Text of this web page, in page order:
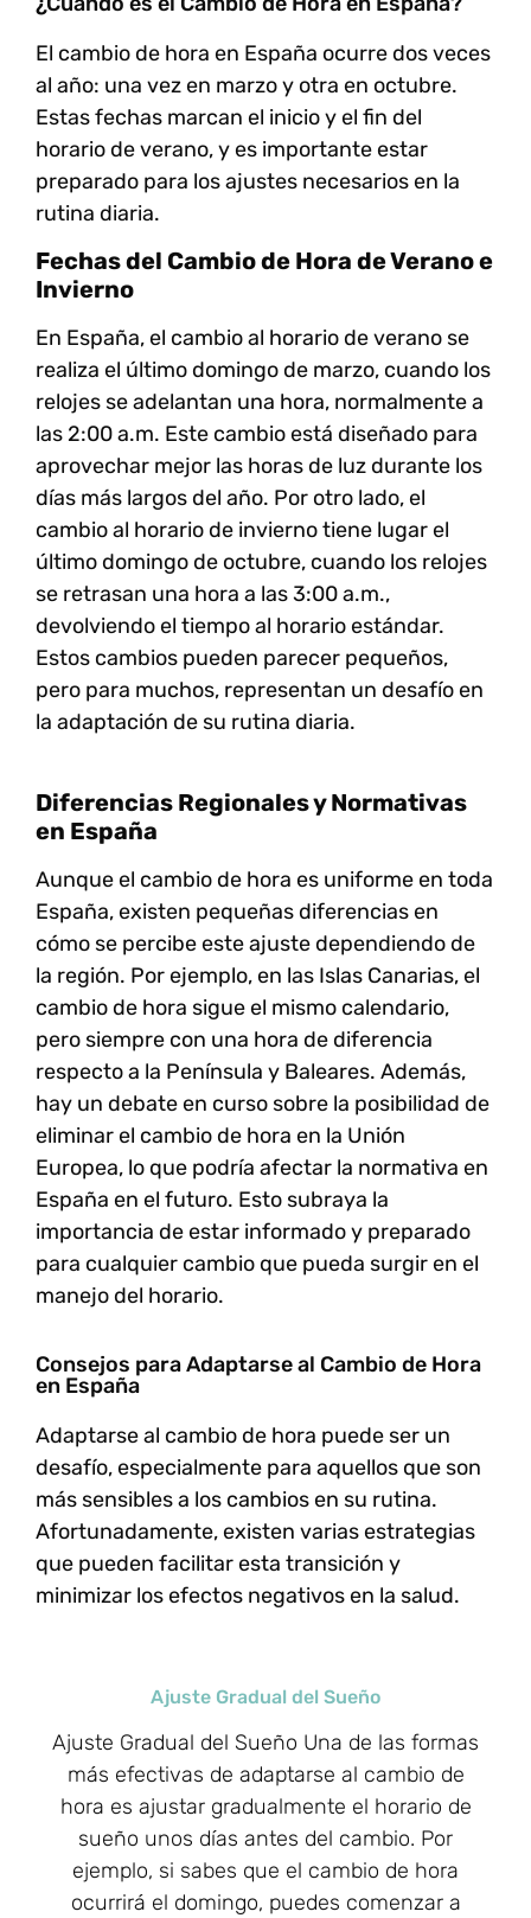
El cambio de hora en España ocurre dos veces
al año: una vez en marzo y otra en octubre.
Estas fechas marcan el inicio y el fin del
horario de verano, y es importante estar
preparado para los ajustes necesarios en la
rutina diaria.
Fechas del Cambio de Hora de Verano e
Invierno
En España, el cambio al horario de verano se
realiza el último domingo de marzo, cuando los
relojes se adelantan una hora, normalmente a
las 2:00 a.m. Este cambio está diseñado para
aprovechar mejor las horas de luz durante los
días más largos del año. Por otro lado, el
cambio al horario de invierno tiene lugar el
último domingo de octubre, cuando los relojes
se retrasan una hora a las 3:00 a.m.,
devolviendo el tiempo al horario estándar.
Estos cambios pueden parecer pequeños,
pero para muchos, representan un desafío en
la adaptación de su rutina diaria.
Diferencias Regionales y Normativas
en España
Aunque el cambio de hora es uniforme en toda
España, existen pequeñas diferencias en
cómo se percibe este ajuste dependiendo de
la región. Por ejemplo, en las Islas Canarias, el
cambio de hora sigue el mismo calendario,
pero siempre con una hora de diferencia
respecto a la Península y Baleares. Además,
hay un debate en curso sobre la posibilidad de
eliminar el cambio de hora en la Unión
Europea, lo que podría afectar la normativa en
España en el futuro. Esto subraya la
importancia de estar informado y preparado
para cualquier cambio que pueda surgir en el
manejo del horario.
Consejos para Adaptarse al Cambio de Hora
en España
Adaptarse al cambio de hora puede ser un
desafío, especialmente para aquellos que son
más sensibles a los cambios en su rutina.
Afortunadamente, existen varias estrategias
que pueden facilitar esta transición y
minimizar los efectos negativos en la salud.
Ajuste Gradual del Sueño
Ajuste Gradual del Sueño Una de las formas
más efectivas de adaptarse al cambio de
hora es ajustar gradualmente el horario de
sueño unos días antes del cambio. Por
ejemplo, si sabes que el cambio de hora
ocurrirá el domingo, puedes comenzar a